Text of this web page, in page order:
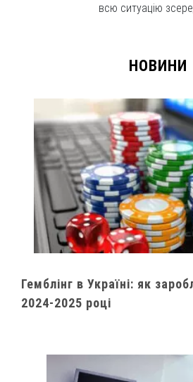
всю ситуацію
НОВИНИ
Гемблінг в Україні: як
2024-2025 році